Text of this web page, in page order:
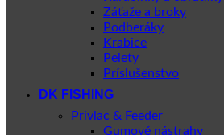
Záťaže a broky
Podberáky
Krabice
Pelety
Príslušenstvo
DK FISHING
Privlac & Feeder
Gumové nástrahy